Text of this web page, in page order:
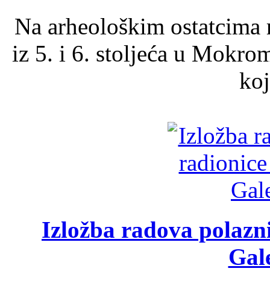
Na arheološkim
iz 5. i 6. stoljeća u
Izložba radova